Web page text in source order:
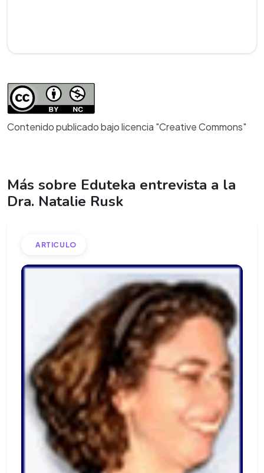
Contenido publicado bajo licencia "Creative Commons"
Más sobre Eduteka entrevista a la
Dra. Natalie Rusk
ARTICULO